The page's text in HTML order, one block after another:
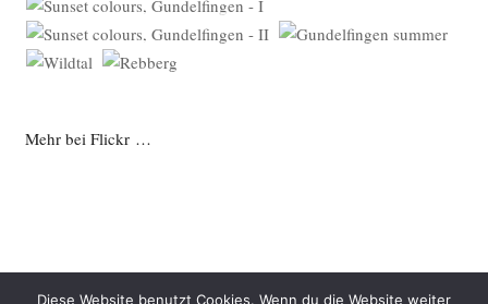
Mehr bei Flickr …
Diese Website benutzt Cookies. Wenn du die Website weiter